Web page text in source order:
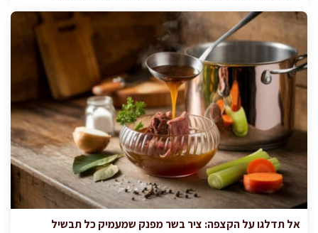
אל תדלגו על הקצפה: ציר בשר מפנק שמעמיק כל תבשיל